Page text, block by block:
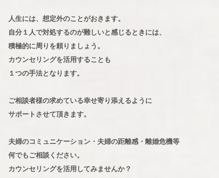
人生には、想定外のことがおきます。
自分１人で対処するのが難しいと感じるときには、
積極的に周りを頼りましょう。
カウンセリングを活用することも
１つの手法となります。
ご相談者様の求めている幸せ寄り添えるように
サポートさせて頂きます。
夫婦のコミュニケーション・夫婦の距離感・離婚危機等
何でもご相談ください。
カウンセリングを活用してみませんか？